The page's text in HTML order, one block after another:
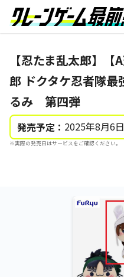
【忍たま乱太郎】
郎 ドクタケ忍者隊最
るみ 第四弾
発売予定： 2025年8月6
※実際の発売日はサービスをご確認ください。